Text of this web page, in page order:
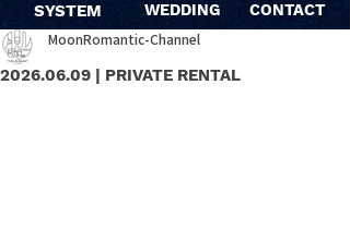
SYSTEM WEDDING CONTACT
2026.06.09 | PRIVATE RENTAL
MoonRomantic-Channel